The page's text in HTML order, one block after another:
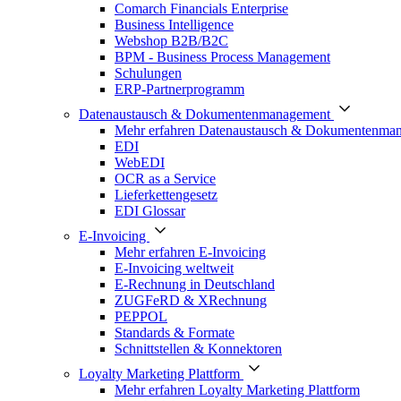
Comarch Financials Enterprise
Business Intelligence
Webshop B2B/B2C
BPM - Business Process Management
Schulungen
ERP-Partnerprogramm
Datenaustausch & Dokumentenmanagement
Mehr erfahren Datenaustausch &
EDI
WebEDI
OCR as a Service
Lieferkettengesetz
EDI Glossar
E-Invoicing
Mehr erfahren E-Invoicing
E-Invoicing weltweit
E-Rechnung in Deutschland
ZUGFeRD & XRechnung
PEPPOL
Standards & Formate
Schnittstellen & Konnektoren
Loyalty Marketing Plattform
Mehr erfahren Loyalty Marketing Plattform